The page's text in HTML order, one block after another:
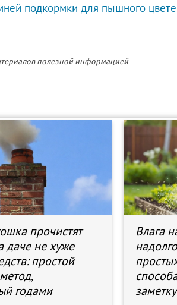
подкормки для пышного
полезной информацией
прочистят
даче не хуже
простой
годами
Влага
заметку